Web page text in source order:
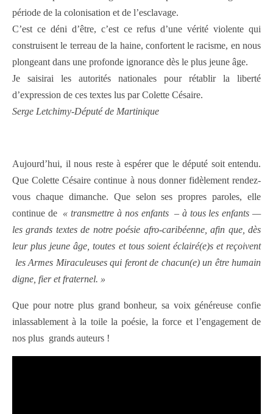
période de la colonisation et de l’esclavage.
C’est ce déni d’être, c’est ce refus d’une vérité violente qui
construisent le terreau de la haine, confortent le racisme, en nous
plongeant dans une profonde ignorance dès le plus jeune âge.
Je saisirai les autorités nationales pour rétablir la liberté
d’expression de ces textes lus par Colette Césaire.
Serge Letchimy-Député de Martinique
Aujourd’hui, il nous reste à espérer que le député soit entendu.
Que Colette Césaire continue à nous donner fidèlement rendez-
vous chaque dimanche. Que selon ses propres paroles, elle
continue de « transmettre à nos enfants – à tous les enfants —
les grands textes de notre poésie afro-caribéenne, afin que, dès
leur plus jeune âge, toutes et tous soient éclairé(e)s et reçoivent
les Armes Miraculeuses qui feront de chacun(e) un être humain
digne, fier et fraternel. »
Que pour notre plus grand bonheur, sa voix généreuse confie
inlassablement à la toile la poésie, la force et l’engagement de
nos plus grands auteurs !